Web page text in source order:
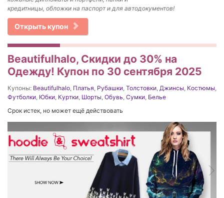
кредитницы, обложки на паспорт и для автодокументов!
Открыть купон
Beautifulhalo, Скидки до 30% на
Одежду! Купон по 30 сентября 2025
Купоны: Beautifulhalo Платья Рубашки Толстовки Джинсы Костюмы
Футболки Юбки Куртки Шорты Обувь Сумки Белье
Срок истек, но может ещё действовать